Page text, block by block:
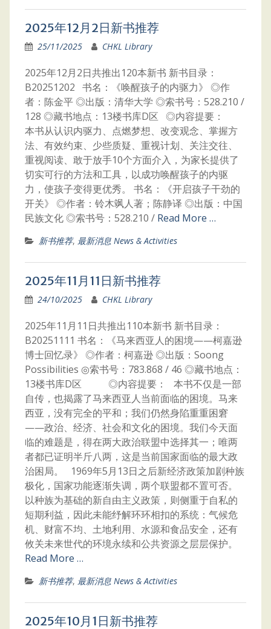
2025年12月2日新书推荐
25/11/2025 CHKL Library
2025年12月2日共推出120本新书 新书目录：
B20251202 书名：《唤醒孩子的内驱力》 ◎作
者：陈金平 ◎出版：清华大学 ◎索书号：528.210 /
128 ◎藏书地点：13楼书库D区 ◎内容提要：
本书从认识内驱力、点燃梦想、改变观念、掌握方
法、有效约束、少些质疑、重视计划、关注交往、
重视阅读、敢于放手10个方面介入，为家长提供了
切实可行的方法和工具，以成功唤醒孩子的内驱
力，使孩子变得更优秀。 书名：《开启孩子干劲的
开关》 ◎作者：铃木飒人著；陈静译 ◎出版：中国
民族文化 ◎索书号：528.210 / Read More …
新书推荐, 最新消息 News & Activities
2025年11月11日新书推荐
24/10/2025 CHKL Library
2025年11月11日共推出110本新书 新书目录：
B20251111 书名：《马来西亚人的困境——柯嘉逊
博士回忆录》 ◎作者：柯嘉逊 ◎出版：Soong
Possibilities ◎索书号：783.868 / 46 ◎藏书地点：
13楼书库D区 ◎内容提要： 本书不仅是一部
自传，也揭露了马来西亚人当前面临的困境。马来
西亚，没有完全的平和；我们仍然身陷重重困窘
——政治、经济、社会和文化的困境。我们今天面
临的难题是，得在两大政治联盟中选择其一；唯两
者都已证明半斤八两，这是当前国家面临的最大政
治困局。 1969年5月13日之后新经济政策加剧种族
极化，国家功能逐渐失调，两个联盟都不置可否。
以种族为基础的新自由主义政策，则侧重于自私的
短期利益，因此未能纾解环环相扣的系统：气候危
机、财富不均、土地利用、水源和食品安全，还有
攸关未来世代的环境永续和公共资源之层层保护。
Read More …
新书推荐, 最新消息 News & Activities
2025年10月1日新书推荐